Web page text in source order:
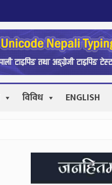
विविध ENGLISH
Secondary
Sidebar